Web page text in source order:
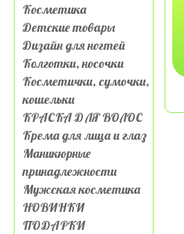
Косметика
Детские товары
Дизайн для ногтей
Колготки, носочки
Косметички, сумочки,
кошельки
КРАСКА ДЛЯ ВОЛОС
Крема для лица и глаз
Маникюрные
принадлежности
Мужская косметика
НОВИНКИ
ПОДАРКИ